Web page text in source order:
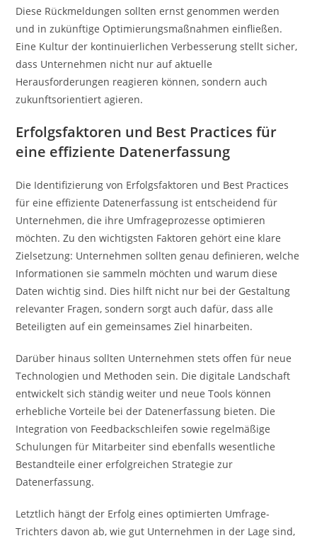
Diese Rückmeldungen sollten ernst genommen werden
und in zukünftige Optimierungsmaßnahmen einfließen.
Eine Kultur der kontinuierlichen Verbesserung stellt sicher,
dass Unternehmen nicht nur auf aktuelle
Herausforderungen reagieren können, sondern auch
zukunftsorientiert agieren.
Erfolgsfaktoren und Best Practices für
eine effiziente Datenerfassung
Die Identifizierung von Erfolgsfaktoren und Best Practices
für eine effiziente Datenerfassung ist entscheidend für
Unternehmen, die ihre Umfrageprozesse optimieren
möchten. Zu den wichtigsten Faktoren gehört eine klare
Zielsetzung: Unternehmen sollten genau definieren, welche
Informationen sie sammeln möchten und warum diese
Daten wichtig sind. Dies hilft nicht nur bei der Gestaltung
relevanter Fragen, sondern sorgt auch dafür, dass alle
Beteiligten auf ein gemeinsames Ziel hinarbeiten.
Darüber hinaus sollten Unternehmen stets offen für neue
Technologien und Methoden sein. Die digitale Landschaft
entwickelt sich ständig weiter und neue Tools können
erhebliche Vorteile bei der Datenerfassung bieten. Die
Integration von Feedbackschleifen sowie regelmäßige
Schulungen für Mitarbeiter sind ebenfalls wesentliche
Bestandteile einer erfolgreichen Strategie zur
Datenerfassung.
Letztlich hängt der Erfolg eines optimierten Umfrage-
Trichters davon ab, wie gut Unternehmen in der Lage sind,